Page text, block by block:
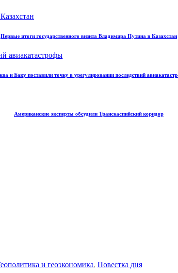
Первые итоги государственного визита Владимира Путина в Казахстан
и Баку поставили точку в урегулировании последствий
Американские эксперты обсудили Транскаспийский коридор
и геоэкономика, Повестка дня